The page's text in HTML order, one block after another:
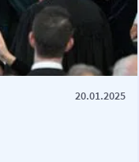
20.01.2025